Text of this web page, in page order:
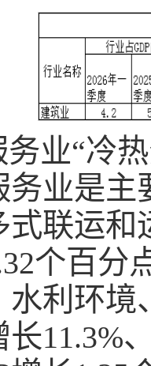
务业“冷
务业是
联运和
个百分
水利环境
11.3%